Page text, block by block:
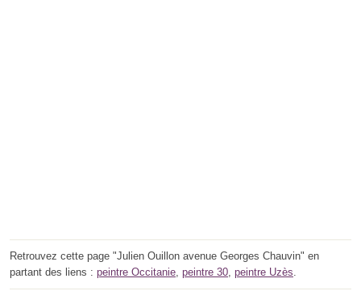
Retrouvez cette page "Julien Ouillon avenue Georges Chauvin" en
partant des liens : peintre Occitanie, peintre 30, peintre Uzès.